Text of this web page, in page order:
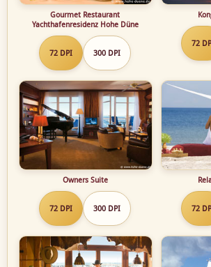
Gourmet Restaurant
Yachthafenresidenz Hohe Düne
72 DPI 300 DPI
72
Owners Suite
72 DPI 300 DPI 72